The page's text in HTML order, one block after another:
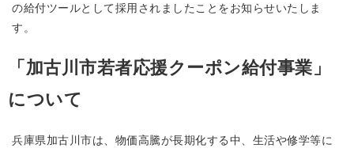
の給付ツールとして採用されましたことをお知らせいたしま
す。
「加古川市若者応援クーポン給付事業」
について
兵庫県加古川市は、物価高騰が長期化する中、生活や修学等に